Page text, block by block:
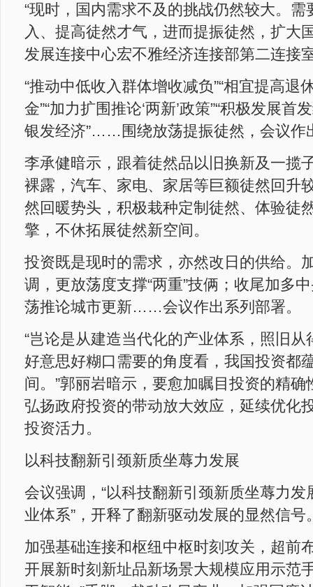
“现时，国内需求不及的挑战仍然较大。需
入、提高徒然才气，进而提振徒然，扩大
发展连接中心宏不雅经济连接部第二连接
“推动中低收入群体增收减负”“相宜提高退
金”“加力扩围推论‘两新’政策”“积极发展首
银发经济”……围绕放荡提振徒然，会议作
李承健暗示，跟着徒然品以旧换新及一揽
裸露，汽车、家电、家居等巨额徒然回升
然回暖势头，积极栽种定制徒然、体验徒
擎，不休拓展徒然新空间。
投资既是现时的需求，亦然改日的供给。
调，更放荡度支撑“两重”技俩；收尾加多
荡推论城市更新……会议作出系列部署。
“岂论是从建造当代化的产业体系，照旧从
好意思好糊口需要的角度看，我国投资都
间。”郭丽岩暗示，要愈加瞩目投资的精
弘扬政府投资的带动放大效应，延续优化
投资活力。
以科技翻新引颈新质坐蓐力发展
会议强调，“以科技翻新引颈新质坐蓐力发
业体系”，开释了翻新驱动发展的显然信号
加强基础连接和枢纽中枢时刻攻关，超前
开展新时刻新址品新场景大规模应用示范